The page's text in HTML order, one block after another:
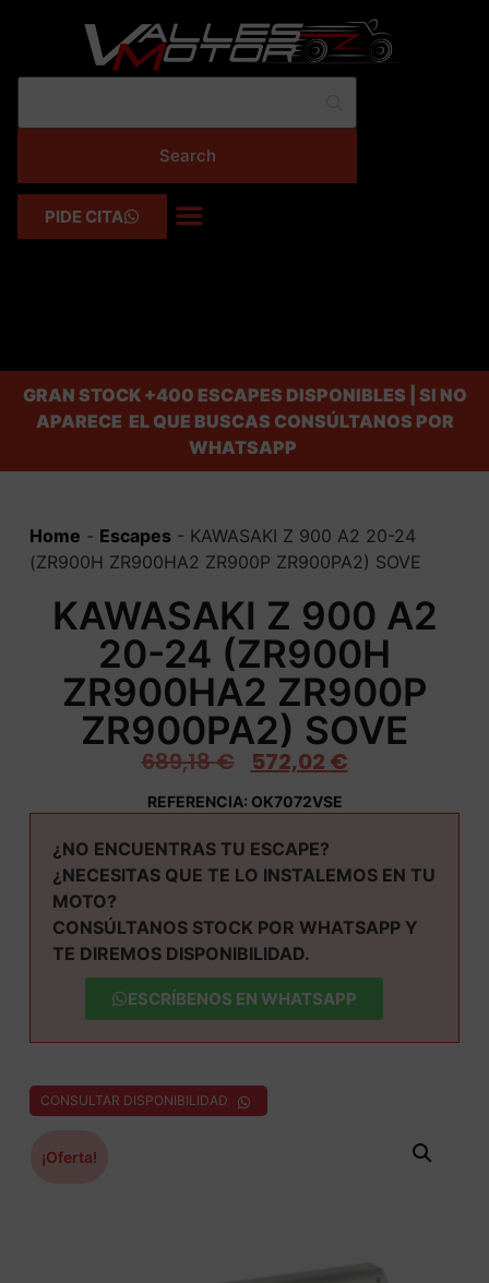
PIDE CITA
GRAN STOCK+400 ESCAPES DISPONIBLES | SI NO
APARECE EL QUE BUSCAS CONSÚLTANOS POR
WHATSAPP
Home - Escapes- KAWASAKI Z 900 A2 20-24
(ZR900H ZR900HA2 ZR900P ZR900PA2) SOVE
KAWASAKI Z 900 A2
20-24 (ZR900H
ZR900HA2 ZR900P
ZR900PA2) SOVE
689,18€ 572,02 €
REFERENCIA: OK7072VSE
¿NO ENCUENTRAS TU ESCAPE?
¿NECESITAS QUE TE LO INSTALEMOS EN TU
MOTO?
CONSÚLTANOS STOCK POR WHATSAPP Y
TE DIREMOS DISPONIBILIDAD.
ESCRÍBENOS EN WHATSAPP
CONSULTAR DISPONIBILIDAD
¡Oferta!